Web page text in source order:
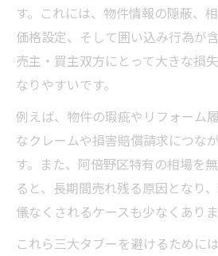
す。これには、物件情報の隠蔽、
価格設定、そして囲い込み行為が
売主・買主双方にとって大きな損
なりやすいです。
例えば、物件の瑕疵やリフォーム
なクレームや損害賠償請求につな
す。また、阿倍野区特有の相場を
ると、長期間売れ残る原因となり
儀なくされるケースも少なくありま
これら三大タブーを避けるために